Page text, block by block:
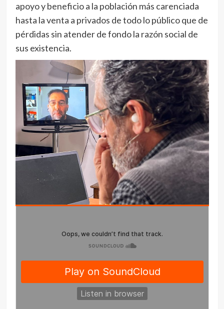
apoyo y beneficio a la población más carenciada
hasta la venta a privados de todo lo público que de
pérdidas sin atender de fondo la razón social de
sus existencia.